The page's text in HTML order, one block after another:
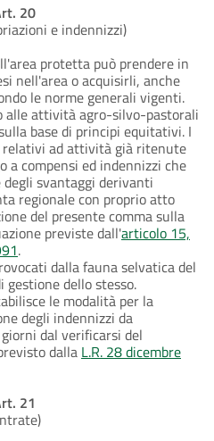
20
e indennizzi)
protetta può prendere in
nell'area o acquisirli, anche
le norme generali vigenti.
alle attività agro-silvo-pastorali
base di principi equitativi. I
ad attività già ritenute
a compensi ed indennizzi che
svantaggi derivanti
regionale con proprio atto
del presente comma sulla
previste dall'articolo 15,
.
dalla fauna selvatica del
gestione dello stesso.
le modalità per la
degli indennizzi da
dal verificarsi del
dalla L.R. 28 dicembre
21